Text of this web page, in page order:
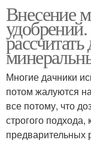
Внесение
Многие дачники
потом жалуются
все потому, что
строгого подхода,
предварительных